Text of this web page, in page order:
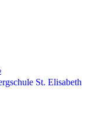
St. Elisabeth